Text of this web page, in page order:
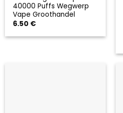
40000 Puffs Wegwerp
Vape Groothandel
6.50 €